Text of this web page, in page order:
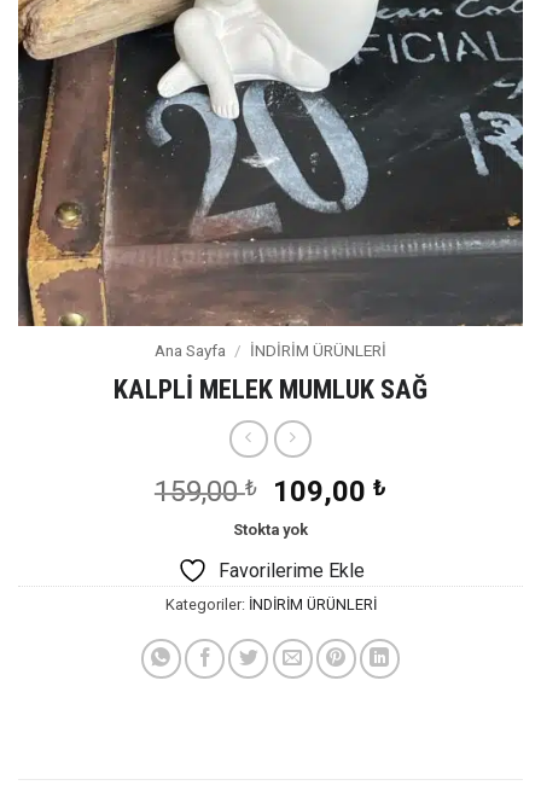
Ana Sayfa / İNDİRİM ÜRÜNLERİ
KALPLİ MELEK MUMLUK SAĞ
159,00₺
Orijinal
fiyat:
159,00 ₺.
109,00₺
109,00 ₺.
Stokta yok
Favorilerime Ekle
Kategoriler: İNDİRİM ÜRÜNLERİ